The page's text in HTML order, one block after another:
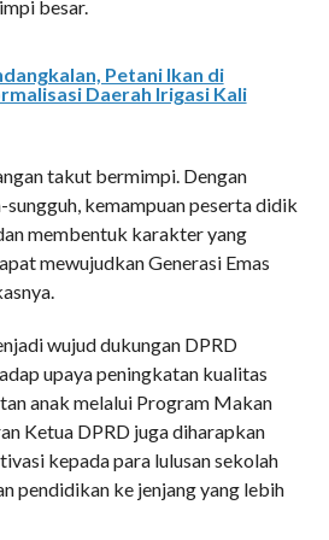
besar.
Petani Ikan di
Daerah Irigasi Kali
takut bermimpi. Dengan
sungguh, kemampuan peserta didik
membentuk karakter yang
mewujudkan Generasi Emas
wujud dukungan DPRD
upaya peningkatan kualitas
anak melalui Program Makan
Ketua DPRD juga diharapkan
kepada para lulusan sekolah
pendidikan ke jenjang yang lebih